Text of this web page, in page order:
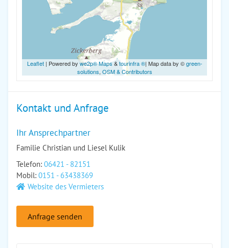
Leaflet| Powered by we2p® Maps&tourinfra ®| Map data by ©green-
solutions, OSM & Contributors
Kontakt und Anfrage
Ihr Ansprechpartner
Familie Christian und Liesel Kulik
Telefon: 06421 - 82151
Mobil: 0151 - 63438369
Website des Vermieters
Anfrage senden